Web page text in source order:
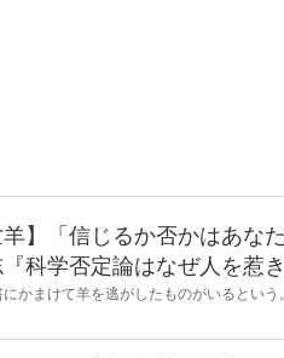
羊】「信じるか否かはあな
科学否定論はなぜ人を惹
にかまけて羊を逃がしたものがいるとい
ること」を指す四字熟語になった。だが